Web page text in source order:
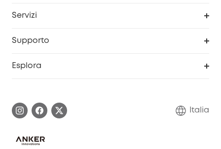
Servizi
Supporto
Annulla ordine
Esplora
Contattaci
Italia